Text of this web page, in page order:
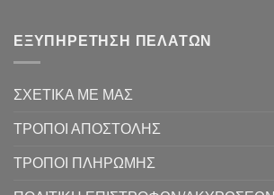
ΕΞΥΠΗΡΕΤΗΣΗ ΠΕΛΑΤΩΝ
ΣΧΕΤΙΚΑ ΜΕ ΜΑΣ
ΤΡΟΠΟΙ ΑΠΟΣΤΟΛΗΣ
ΤΡΟΠΟΙ ΠΛΗΡΩΜΗΣ